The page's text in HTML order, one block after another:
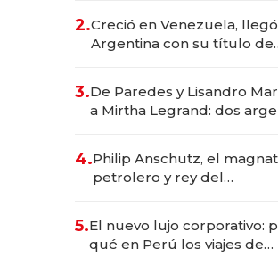
2.Creció en Venezuela,
Argentina con su título de
las marcas "fast premium"
3.De Paredes y Lisandro
a Mirtha Legrand: dos
4.Philip Anschutz, el
petrolero y rey del
Fénix
5.El nuevo lujo corporativo:
qué en Perú los viajes de